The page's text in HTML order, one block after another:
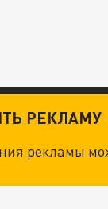
РЕКЛАМУ
рекламы